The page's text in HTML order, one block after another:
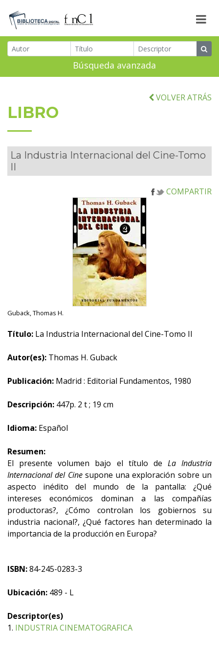
Búsqueda avanzada
VOLVER ATRÁS
LIBRO
La Industria Internacional del Cine-Tomo
II
COMPARTIR
Guback, Thomas H.
Título: La Industria Internacional del Cine-Tomo II
Autor(es): Thomas H. Guback
Publicación: Madrid : Editorial Fundamentos, 1980
Descripción: 447p. 2 t ; 19 cm
Idioma: Español
Resumen:
El presente volumen bajo el título de La Industria
Internacional del Cinesupone una exploración sobre un
aspecto inédito del mundo de la pantalla: ¿Qué
intereses económicos dominan a las compañías
productoras?, ¿Cómo controlan los gobiernos su
industria nacional?, ¿Qué factores han determinado la
importancia de la producción en Europa?
ISBN:84-245-0283-3
Ubicación: 489 - L
Descriptor(es)
1. INDUSTRIA CINEMATOGRAFICA